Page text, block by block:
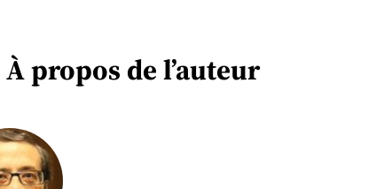
À propos de l’auteur